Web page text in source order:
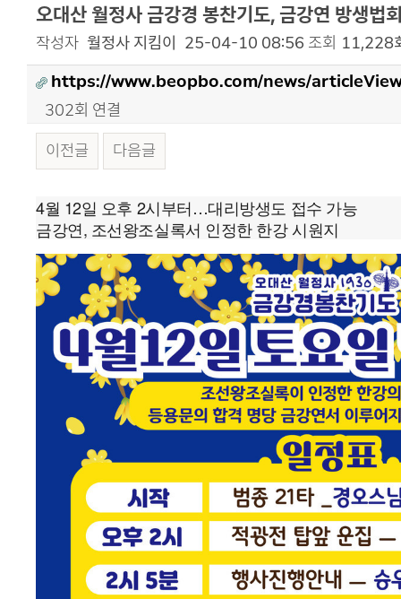
오대산 월정사 금강경 봉찬기도, 금강연 방생법
작성자 월정사 지킴이 25-04-10 08:56 조회 11,228
https://www.beopbo.com/news/
302회 연결
이전글
다음글
본문
4월 12일 오후 2시부터…대리방생도 접수 가능
금강연, 조선왕조실록서 인정한 한강 시원지